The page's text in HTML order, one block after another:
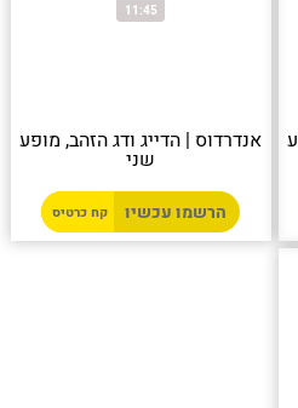
11:45
אנדרדוס | הדייג ודג הזהב, מופע
שני
הרשמו עכשיו קח כרטיס